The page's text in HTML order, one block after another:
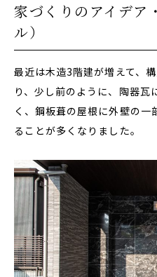
家づくりのアイデア
ル）
最近は木造3階建が増えて、
り、少し前のように、陶器瓦
く、鋼板葺の屋根に外壁の一
ることが多くなりました。